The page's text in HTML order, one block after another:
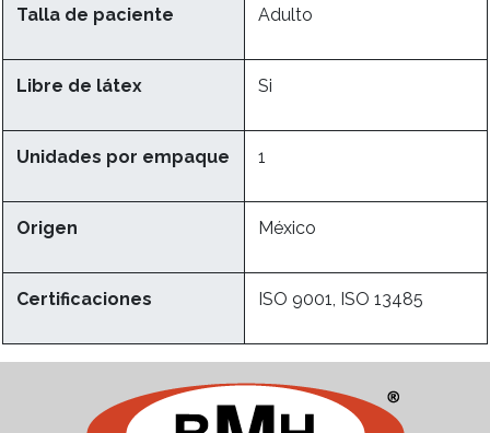
Talla de paciente Adulto
Libre de látex Si
Unidades por empaque 1
Origen México
Certificaciones ISO 9001, ISO 13485